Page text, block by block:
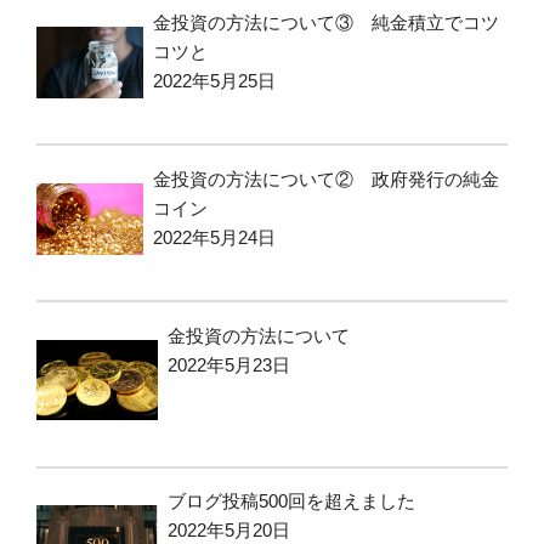
金投資の方法について③ 純金積立でコツ
コツと
2022年5月25日
金投資の方法について② 政府発行の純金
コイン
2022年5月24日
金投資の方法について
2022年5月23日
ブログ投稿500回を超えました
2022年5月20日